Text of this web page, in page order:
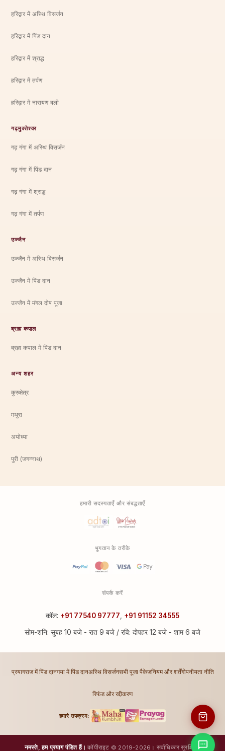
हरिद्वार में अस्थि विसर्जन
हरिद्वार में पिंड दान
हरिद्वार में श्राद्ध
हरिद्वार में तर्पण
हरिद्वार में नारायण बली
गढ़मुक्तेश्वर
गढ़ गंगा में अस्थि विसर्जन
गढ़ गंगा में पिंड दान
गढ़ गंगा में श्राद्ध
गढ़ गंगा में तर्पण
उज्जैन
उज्जैन में अस्थि विसर्जन
उज्जैन में पिंड दान
उज्जैन में मंगल दोष पूजा
ब्रह्म कपाल
ब्रह्म कपाल में पिंड दान
अन्य शहर
कुरुक्षेत्र
मथुरा
अयोध्या
पुरी (जगन्नाथ)
हमारी सदस्यताएँ और संबद्धताएँ
भुगतान के तरीके
संपर्क करें
कॉल: +91 77540 97777 +91 91152 34555
सोम-शनि: सुबह 10 बजे - रात 9 बजे / रवि: दोपहर 12 बजे - शाम 6 बजे
प्रयागराज में पिंड दानगया में पिंड दानअस्थि विसर्जनसभी पूजा पैकेजनियम और शर्तेंगोपनीयता नीति
रिफंड और रद्दीकरण
हमारे उपक्रम:
नमस्ते, हम प्रयाग पंडित हैं। कॉपीराइट © 2019-2026। सर्वाधिकार सुरक्षित।